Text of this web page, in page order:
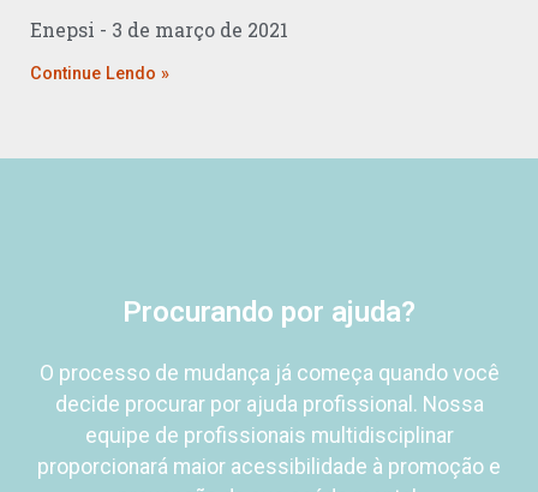
Enepsi 3 de março de 2021
Continue Lendo »
Procurando por ajuda?
O processo de mudança já começa quando você
decide procurar por ajuda profissional. Nossa
equipe de profissionais multidisciplinar
proporcionará maior acessibilidade à promoção e